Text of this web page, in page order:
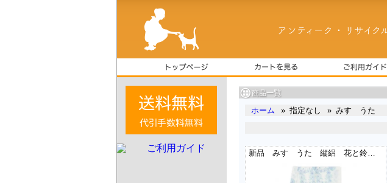
ホーム » 指定なし » みすゞうた
新品 みすゞうた 縦絽 花と鈴 白青